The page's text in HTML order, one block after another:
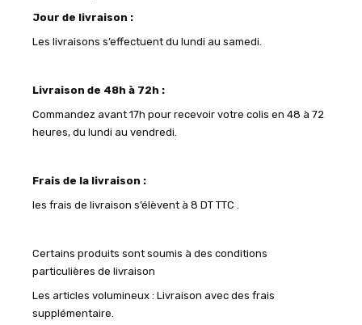
Jour de livraison :
Les livraisons s’effectuent du lundi au samedi.
Livraison de 48h à 72h :
Commandez avant 17h pour recevoir votre colis en 48 à 72
heures, du lundi au vendredi.
Frais de la livraison :
les frais de livraison s’élèvent à 8 DT TTC .
Certains produits sont soumis à des conditions
particulières de livraison
Les articles volumineux : Livraison avec des frais
supplémentaire.